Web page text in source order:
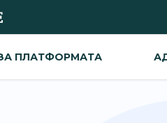
ПЛАТФОРМАТА